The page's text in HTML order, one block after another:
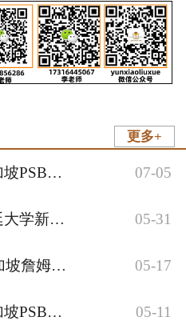
更多+
恭喜Z同学顺利拿到新加坡PSB商务管理国际大一文凭课程入境签证~ 07-05
恭喜T同学顺利拿到科廷大学新加坡校区语言+商科大一文凭+本科录取通知书！ 05-31
恭喜G同学顺利拿到新加坡詹姆斯库克大学信息技术本科录取通知书~ 05-17
恭喜E同学顺利拿到新加坡PSB学院 商务管理文凭课程录取通知书~ 05-11